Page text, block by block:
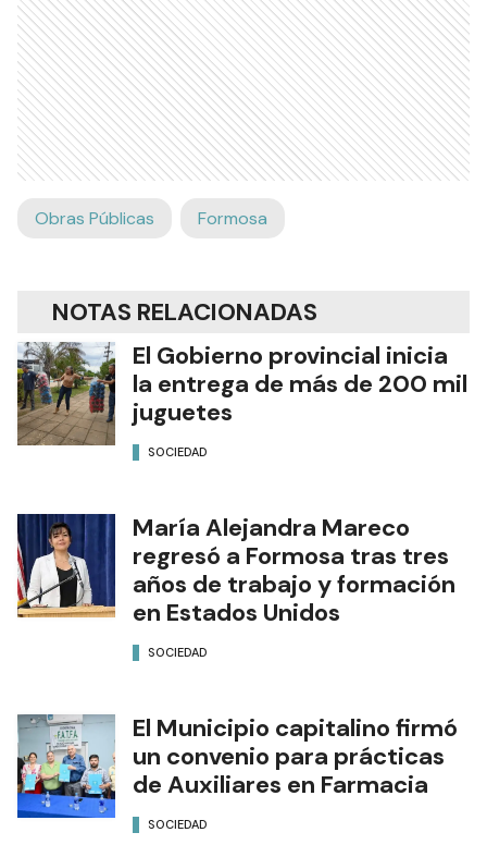
Obras Públicas Formosa
NOTAS RELACIONADAS
El Gobierno provincial inicia
la entrega de más de 200 mil
juguetes
SOCIEDAD
María Alejandra Mareco
regresó a Formosa tras tres
años de trabajo y formación
en Estados Unidos
SOCIEDAD
El Municipio capitalino firmó
un convenio para prácticas
de Auxiliares en Farmacia
SOCIEDAD